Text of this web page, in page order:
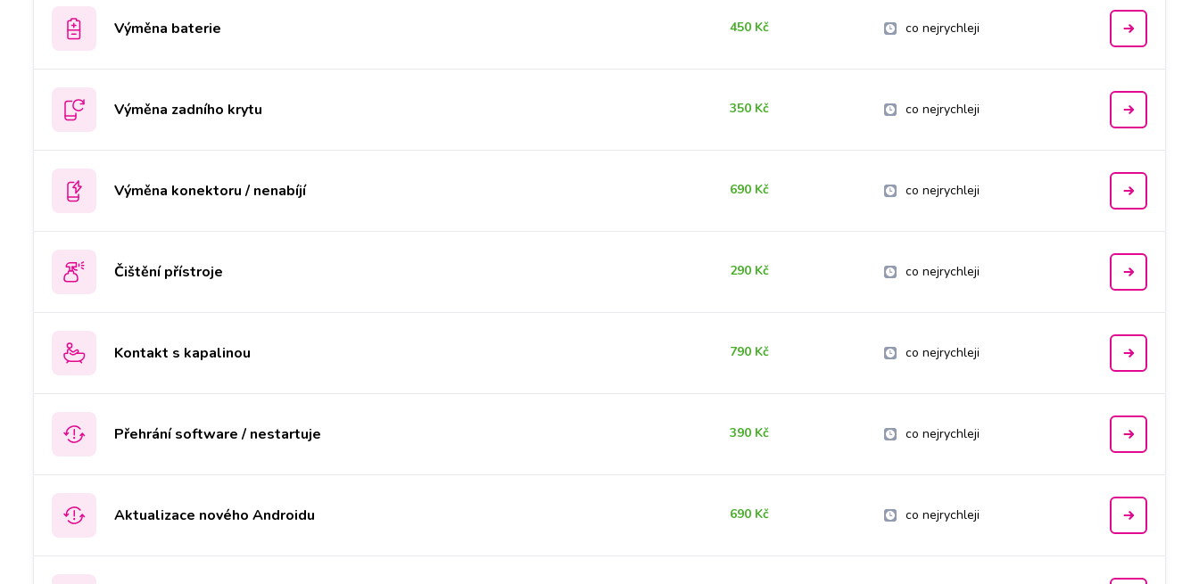
Výměna baterie 450 Kč co nejrychleji
Výměna zadního krytu 350 Kč co nejrychleji
Výměna konektoru / nenabíjí 690 Kč co nejrychleji
Čištění přístroje 290 Kč co nejrychleji
Kontakt s kapalinou 790 Kč co nejrychleji
Přehrání software / nestartuje 390 Kč co nejrychleji
Aktualizace nového Androidu 690 Kč co nejrychleji